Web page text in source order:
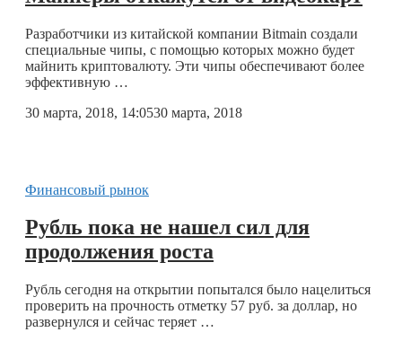
Разработчики из китайской компании Bitmain создали
специальные чипы, с помощью которых можно будет
майнить криптовалюту. Эти чипы обеспечивают более
эффективную …
30 марта, 2018, 14:0530 марта, 2018
Финансовый рынок
Рубль пока не нашел сил для
продолжения роста
Рубль сегодня на открытии попытался было нацелиться
проверить на прочность отметку 57 руб. за доллар, но
развернулся и сейчас теряет …